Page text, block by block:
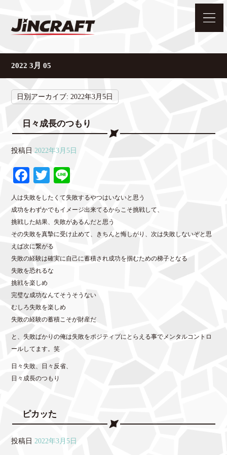
2022 3月 05
日別アーカイブ:2022年3月5日
日々成長のつもり
投稿日 2022年3月5日
Fa
ce
bo
ok
T
wi
tte
r
ne
人は失敗をしたくて失敗するやつはいないと思う
成功をわずかでもイメージ出来てるからこそ挑戦して、
挑戦した結果、失敗があるんだと思う
その失敗を真摯に受け止めて、きちんと悔しがり、次は失敗しないぞと思
えば次に繋がる
失敗の経験は確実に自己に蓄積され成功を掴むための梯子となる
失敗を恐れるな
挑戦を楽しめ
完璧な成功なんてそうそうない
むしろ失敗を楽しめ
失敗の経験の蓄積こそが財産だ
と、失敗ばかりの俺は失敗をポジティブにとらえる事でメンタルコントロ
ールしてます。笑
日々失敗、日々反省、
日々成長のつもり
ピカッた
投稿日 2022年3月5日